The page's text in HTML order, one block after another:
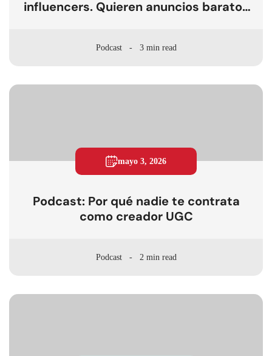
influencers. Quieren anuncios baratos
Podcast 3 min read
mayo 3, 2026
Podcast: Por qué nadie te contrata
como creador UGC
Podcast 2 min read